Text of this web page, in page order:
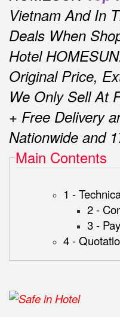
Vietnam And In
Deals When
Hotel
Original Price,
We Only Sell At
+ Free Delivery
Nationwide and
Main Contents
1 -
2 -
3 -
4 -